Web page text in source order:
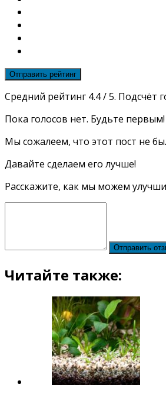
Отправить рейтинг
Средний рейтинг 4.4/ 5. Подсчёт
Пока голосов нет. Будьте первым!
Мы сожалеем, что этот пост не
Давайте сделаем его лучше!
Расскажите, как мы можем
Отправить
Читайте также: